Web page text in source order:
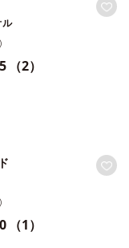
ル
（2）
（1）